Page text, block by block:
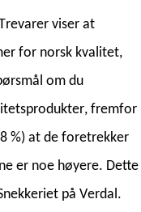
viser at
for norsk kvalitet,
om du
fremfor
%) at de foretrekker
er noe høyere. Dette
på Verdal.